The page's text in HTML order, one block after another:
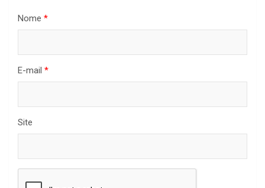
Nome *
E-mail *
Site